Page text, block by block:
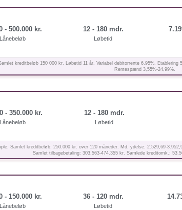
- 500.000 kr.
Lånebeløb
12 - 180 mdr.
Løbetid
kreditbeløb 150 000 kr. Løbetid 11 år, Variabel debitorrente 6,95%.
Rentespænd 3,55%-24,99%.
- 350.000 kr.
Lånebeløb
12 - 180 mdr.
Løbetid
Samlet kreditbeløb: 250.000 kr. over 120 måneder. Md. ydelse: 2.529,69-
Samlet tilbagebetaling: 303.563-474.355 kr. Samlede kreditomk.:
- 150.000 kr.
Lånebeløb
36 - 120 mdr.
Løbetid